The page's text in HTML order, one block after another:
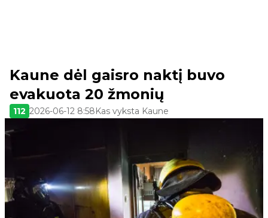
Kaune dėl gaisro naktį buvo
evakuota 20 žmonių
112 2026-06-12 8:58Kas vyksta Kaune